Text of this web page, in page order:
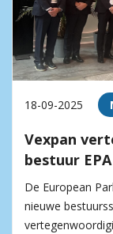
18-09-2025
Vexpan
bestuur EPA
De European
nieuwe